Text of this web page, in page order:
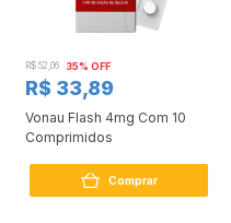
R$ 52,06 35% OFF
R$ 33,89
Vonau Flash 4mg Com 10
Comprimidos
Comprar